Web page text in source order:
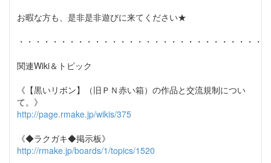
お暇な方も、是非是非遊びに来てください★
・・・・・・・・・・・・・・・・・・・・・・・・・・・・・・
関連Wiki＆トピック
《【黒いリボン】（旧ＰＮ赤い箱）の作品と交流規制につい
て。》
http://page.rmake.jp/wikis/375
《◆ラクガキ◆掲示板》
http://rmake.jp/boards/1/topics/1520